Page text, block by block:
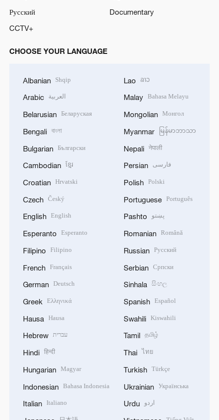
Русский
Documentary
CCTV+
CHOOSE YOUR LANGUAGE
Albanian Shqip
Arabic العربية
Belarusian Беларуская
Bengali বাংলা
Bulgarian Български
Cambodian ខ្មែរ
Croatian Hrvatski
Czech Český
English English
Esperanto Esperanto
Filipino Filipino
French Français
German Deutsch
Greek Ελληνικά
Hausa Hausa
Hebrew עברית
Hindi हिन्दी
Hungarian Magyar
Indonesian Bahasa Indonesia
Italian Italiano
Lao ລາວ
Malay Bahasa Melayu
Mongolian Монгол
Myanmar မြန်မာဘာသာ
Nepali नेपाली
Persian فارسی
Polish Polski
Portuguese Português
Pashto پښتو
Romanian Română
Russian Русский
Serbian Српски
Sinhala සිංහල
Spanish Español
Swahili Kiswahili
Tamil தமிழ்
Thai ไทย
Turkish Türkçe
Ukrainian Українська
Urdu اردو